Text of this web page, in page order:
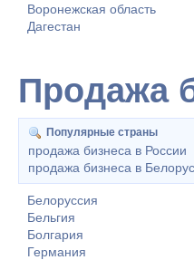
Воронежская область
Дагестан
Продажа
Популярные страны
продажа бизнеса в России
продажа бизнеса в
Белоруссия
Бельгия
Болгария
Германия